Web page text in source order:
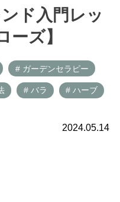
ド入門レッ
ーズ】
# ガーデンセラピー
# バラ # ハーブ
2024.05.14